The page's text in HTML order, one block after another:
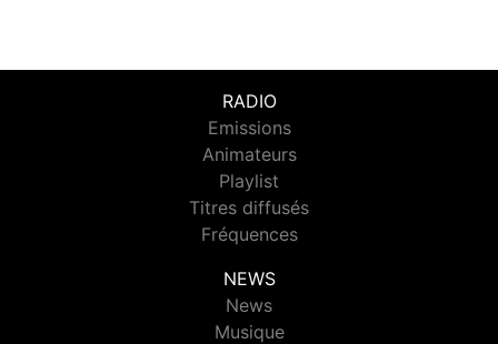
RADIO
Emissions
Animateurs
Playlist
Titres diffusés
Fréquences
NEWS
News
Musique